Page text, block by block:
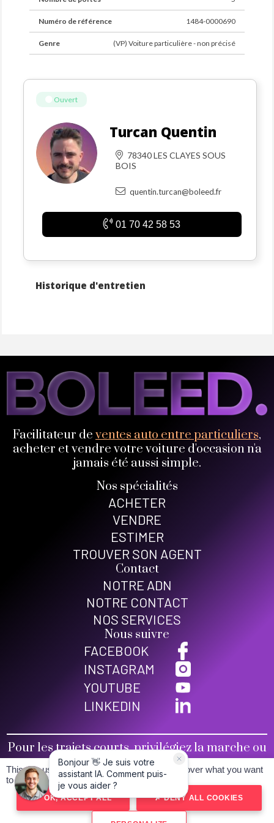
roues motrices d’une valeur inférieure à 60 000 € TTC.
Numéro de référence 1484-0000690
Genre (VP) Voiture particulière - non précisé
Ouvert
Turcan Quentin
78340 LES CLAYES SOUS
BOIS
quentin.turcan@boleed.fr
01 70 42 58 53
Historique d'entretien
Facilitateur deventes auto entre particuliers,
acheter et vendre votre voiture d'occasion n'a
jamais été aussi simple.
Nos spécialités
ACHETER
VENDRE
ESTIMER
TROUVER SON AGENT
Contact
NOTRE ADN
NOTRE CONTACT
NOS SERVICES
Nous suivre
FACEBOOK
INSTAGRAM
YOUTUBE
LINKEDIN
Pour les trajets courts, privilégiez la marche ou
le vélo
Conditions générales de vente
Mentions légales
Politique de confidentialité
Plan du site
This site uses cookies and gives you control over what you want
to activate
OK, ACCEPT ALL DENY ALL COOKIES